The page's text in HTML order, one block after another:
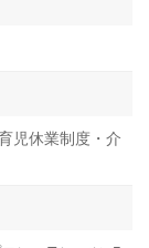
児休業制度・介